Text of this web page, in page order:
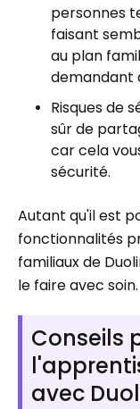
personnes
faisant
au plan
demandant
Risques de
sûr de
car cela
sécurité.
Autant qu'il est
fonctionnalités
familiaux de
le faire avec soin.
Conseils
avec